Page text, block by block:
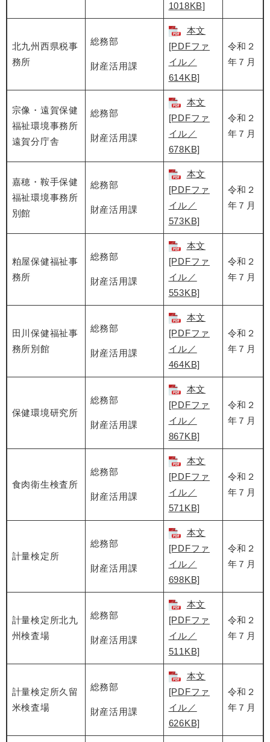
1018KB]
北九州西県税事
務所
総務部
財産活用課
本文
[PDFファ
イル／
614KB]
令和２
年７月
宗像・遠賀保健
福祉環境事務所
遠賀分庁舎
総務部
財産活用課
本文
[PDFファ
イル／
678KB]
令和２
年７月
嘉穂・鞍手保健
福祉環境事務所
別館
総務部
財産活用課
本文
[PDFファ
イル／
573KB]
令和２
年７月
粕屋保健福祉事
務所
総務部
財産活用課
本文
[PDFファ
イル／
553KB]
令和２
年７月
田川保健福祉事
務所別館
総務部
財産活用課
本文
[PDFファ
イル／
464KB]
令和２
年７月
保健環境研究所
総務部
財産活用課
本文
[PDFファ
イル／
867KB]
令和２
年７月
食肉衛生検査所
総務部
財産活用課
本文
[PDFファ
イル／
571KB]
令和２
年７月
計量検定所
総務部
財産活用課
本文
[PDFファ
イル／
698KB]
令和２
年７月
計量検定所北九
州検査場
総務部
財産活用課
本文
[PDFファ
イル／
511KB]
令和２
年７月
計量検定所久留
米検査場
総務部
財産活用課
本文
[PDFファ
イル／
626KB]
令和２
年７月